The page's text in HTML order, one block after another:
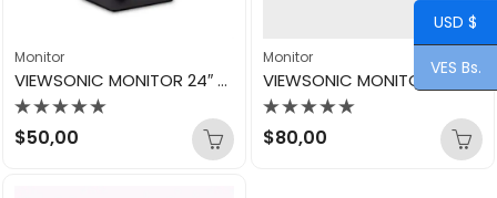
Monitor
VIEWSONIC MONITOR 24″ FULL HD LED VA2433
Valorado
con
$50,00
Monitor
VIEWSONIC MONITOR 24″ GAMING VIE-VX2416
Valorado
con
$80,00
USD $
VES Bs.